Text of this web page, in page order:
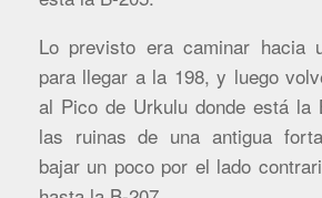
Lo previsto era caminar hacia
para llegar a la 198, y luego
al Pico de Urkulu donde está la
las ruinas de una antigua
bajar un poco por el lado